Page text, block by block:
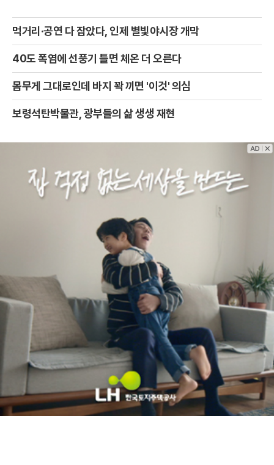
먹거리·공연 다 잡았다, 인제 별빛야시장 개막
40도 폭염에 선풍기 틀면 체온 더 오른다
몸무게 그대로인데 바지 꽉 끼면 '이것' 의심
보령석탄박물관, 광부들의 삶 생생 재현